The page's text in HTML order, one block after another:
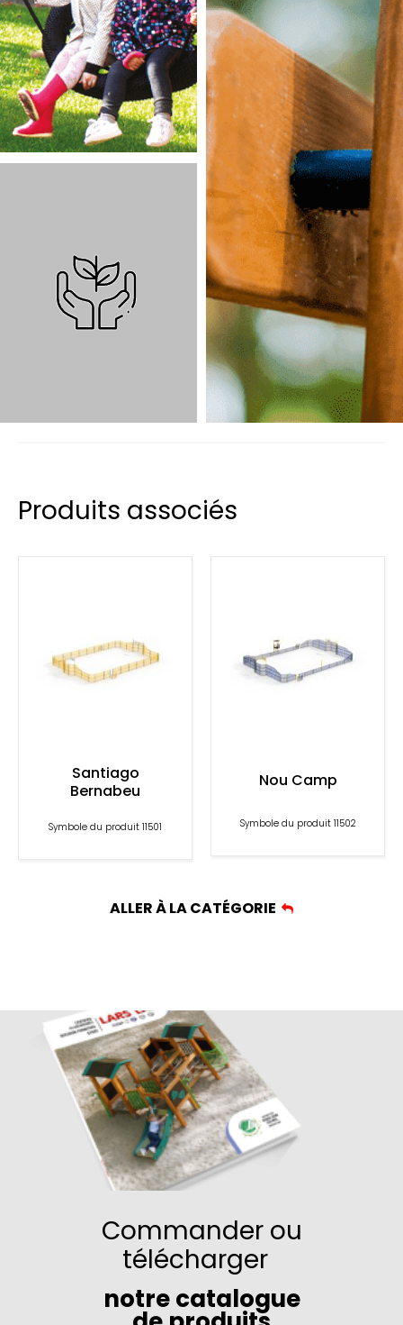
Produits associés
Santiago
Bernabeu
Symbole du produit 11501
Nou Camp
Symbole du produit 11502
ALLER À LA CATÉGORIE
Commander ou
télécharger
notre catalogue